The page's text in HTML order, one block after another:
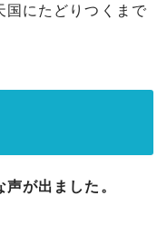
国にたどりつくまで
が出ました。